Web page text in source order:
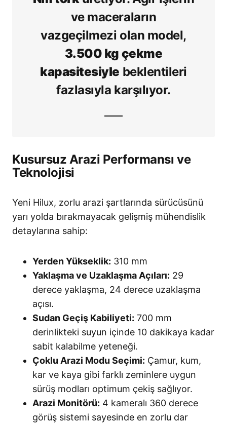
ve maceraların
vazgeçilmezi olan model,
3.500 kg çekme
kapasitesiyle beklentileri
fazlasıyla karşılıyor.
Kusursuz Arazi Performansı ve
Teknolojisi
Yeni Hilux, zorlu arazi şartlarında sürücüsünü
yarı yolda bırakmayacak gelişmiş mühendislik
detaylarına sahip:
Yerden Yükseklik: 310 mm
Yaklaşma ve Uzaklaşma Açıları: 29
derece yaklaşma, 24 derece uzaklaşma
açısı.
Sudan Geçiş Kabiliyeti: 700 mm
derinlikteki suyun içinde 10 dakikaya kadar
sabit kalabilme yeteneği.
Çoklu Arazi Modu Seçimi: Çamur, kum,
kar ve kaya gibi farklı zeminlere uygun
sürüş modları optimum çekiş sağlıyor.
Arazi Monitörü: 4 kameralı 360 derece
görüş sistemi sayesinde en zorlu dar